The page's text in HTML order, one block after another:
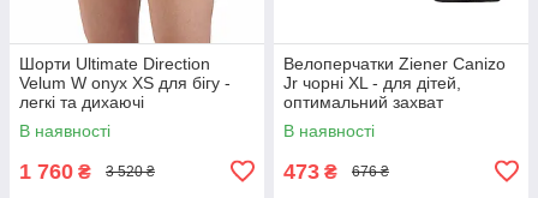
Шорти Ultimate Direction
Velum W onyx XS для бігу -
легкі та дихаючі
В наявності
1 760 ₴ 3 520 ₴
Велоперчатки Ziener Canizo
Jr чорні XL - для дітей,
оптимальний захват
В наявності
473 ₴ 676 ₴